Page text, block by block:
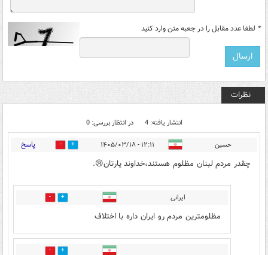
* لطفا عدد مقابل را در جعبه متن وارد کنید
نظرات
انتشار یافته: 4 در انتظار بررسی: 0
حسین ۱۲:۱۱ - ۱۴۰۵/۰۳/۱۸ 2 پاسخ
چقدر مردم لبنان مظلوم هستند،خداوند یارتان😢.
ایرانی 0
مظلومترین مردم رو ایران داره با اختلاف
0